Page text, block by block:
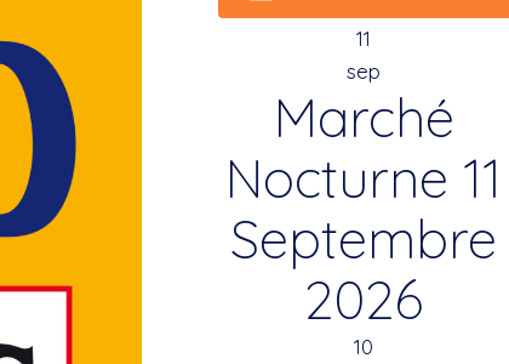
11
sep
Marché
Nocturne 11
Septembre
2026
10